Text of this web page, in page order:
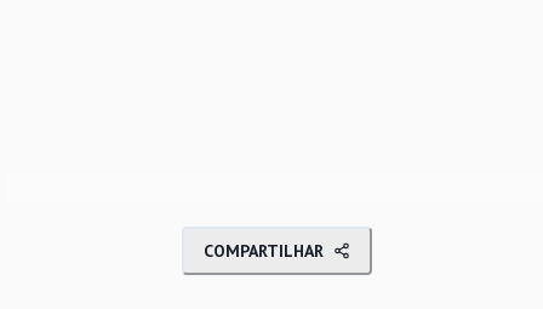
COMPARTILHAR